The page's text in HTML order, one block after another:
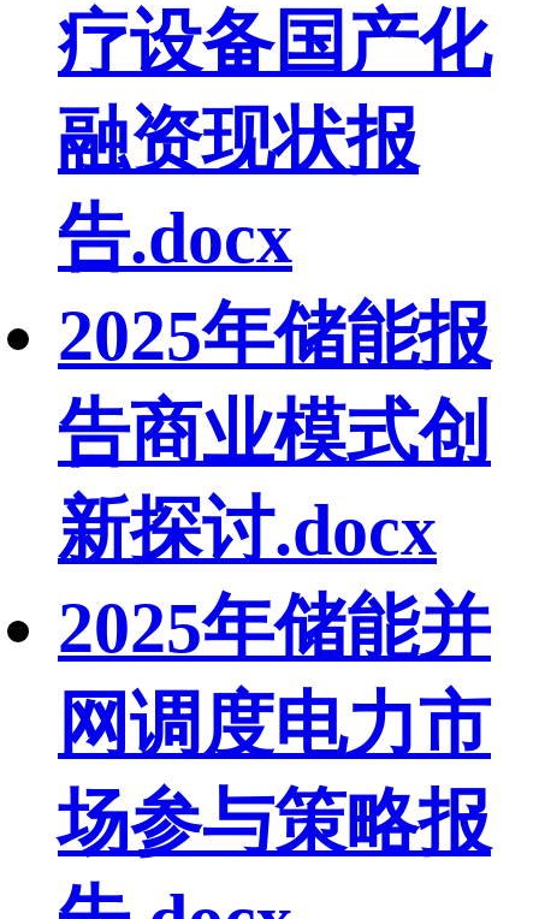
疗设备国产化
融资现状报
告.docx
2025年储能报
告商业模式创
新探讨.docx
2025年储能并
网调度电力市
场参与策略报